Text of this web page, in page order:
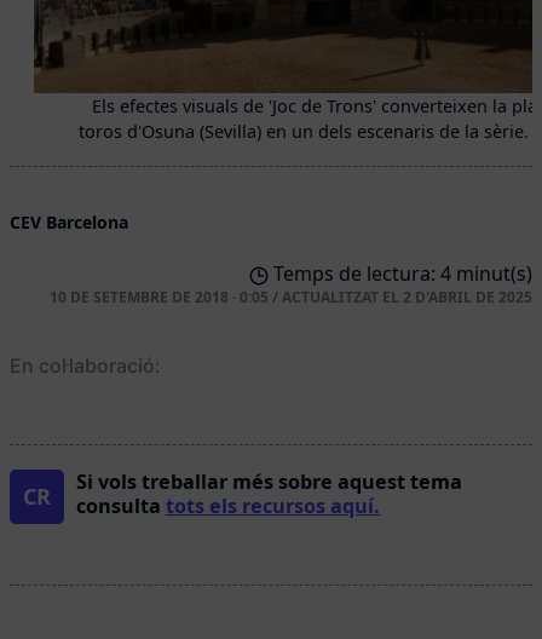
Els efectes visuals de 'Joc de Trons' converteixen la
toros d'Osuna (Sevilla) en un dels escenaris de la sèrie.
CEV Barcelona
Temps de lectura: 4 minut(s)
10 DE SETEMBRE DE 2018 · 0:05 /ACTUALITZAT EL 2 D'ABRIL DE 2025
En col·laboració:
CR
Si vols treballar més sobre aquest tema
consulta tots els recursos aquí.